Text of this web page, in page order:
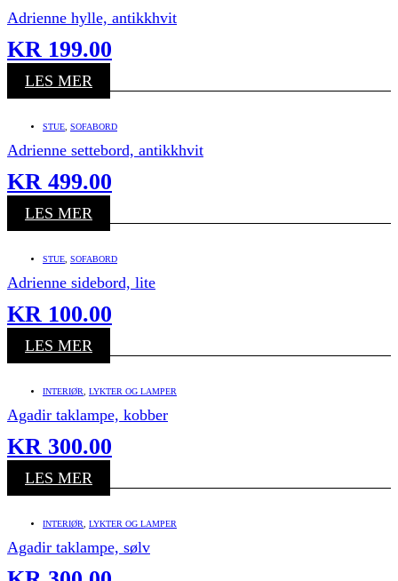
Adrienne hylle, antikkhvit
KR 199.00
LES MER
STUE SOFABORD
Adrienne settebord, antikkhvit
KR 499.00
LES MER
STUE SOFABORD
Adrienne sidebord, lite
KR 100.00
LES MER
INTERIØR LYKTER OG LAMPER
Agadir taklampe, kobber
KR 300.00
LES MER
INTERIØR LYKTER OG LAMPER
Agadir taklampe, sølv